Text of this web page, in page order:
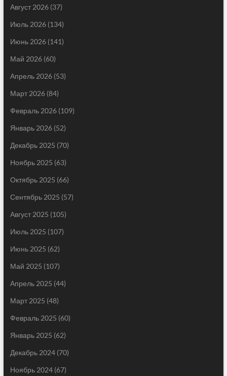
Август 2026(37)
Июль 2026(134)
Июнь 2026(141)
Май 2026(60)
Апрель 2026(53)
Март 2026(84)
Февраль 2026(109)
Январь 2026(52)
Декабрь 2025 (70)
Ноябрь 2025 (63)
Октябрь 2025 (66)
Сентябрь 2025 (57)
Август 2025 (105)
Июль 2025 (107)
Июнь 2025 (62)
Май 2025 (107)
Апрель 2025 (44)
Март 2025 (48)
Февраль 2025 (60)
Январь 2025 (62)
Декабрь 2024(70)
Ноябрь 2024(67)